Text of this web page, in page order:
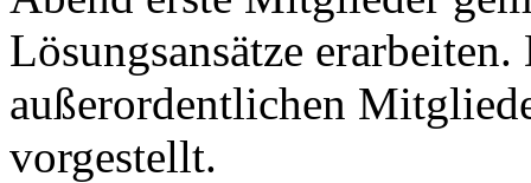
Lösungsansätze
außerordentlichen
vorgestellt.